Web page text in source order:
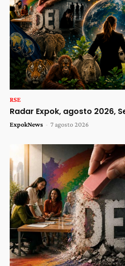
RSE
Radar Expok, agosto 2026,
ExpokNews - 7 agosto 2026